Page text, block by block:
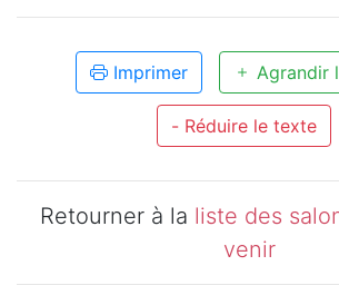
Imprimer Agrandir
- Réduire le texte
Retourner à la liste des
venir